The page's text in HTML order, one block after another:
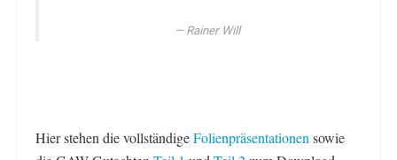
Rainer Will
Hier stehen die vollständigeFolienpräsentationen sowie